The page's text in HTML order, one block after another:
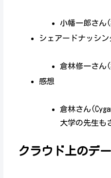
小幡一郎さん
シェアードナッシ
倉林修一さん
感想
倉林さん
大学の先生も
クラウド上のデ